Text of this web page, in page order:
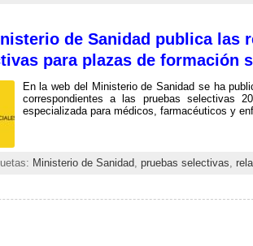
de Sanidad publica
para plazas de formación
En la web del Ministerio de Sanidad se ha
correspondientes a las pruebas selectivas
especializada para médicos, farmacéuticos y
Ministerio de Sanidad, pruebas selectivas,